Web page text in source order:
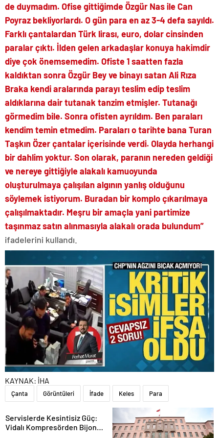
de duymadım. Ofise gittiğimde Özgür Nas ile Can
Poyraz bekliyorlardı. O gün para en az 3-4 defa sayıldı.
Farklı çantalardan Türk lirası, euro, dolar cinsinden
paralar çıktı. İlden gelen arkadaşlar konuya hakimdir
diye çok önemsemedim. Ofiste 1 saatten fazla
kaldıktan sonra Özgür Bey ve binayı satan Ali Rıza
Braka kendi aralarında parayı teslim edip teslim
aldıklarına dair tutanak tanzim etmişler. Tutanağı
görmedim bile. Sonra ofisten ayrıldım. Ben paraları
kendim temin etmedim. Paraları o tarihte bana Turan
Taşkın Özer çantalar içerisinde verdi. Olayda herhangi
bir dahlim yoktur. Son olarak, paranın nereden geldiği
ve nereye gittiğiyle alakalı kamuoyunda
oluşturulmaya çalışılan algının yanlış olduğunu
söylemek istiyorum. Buradan bir komplo çıkarılmaya
çalışılmaktadır. Meşru bir amaçla yani partimize
taşınmaz satın alınmasıyla alakalı orada bulundum”
ifadelerini kullandı.
KAYNAK: İHA
Çanta Görüntüleri İfade Keles Para
Servislerde Kesintisiz Güç:
Vidalı Kompresörden Bijon